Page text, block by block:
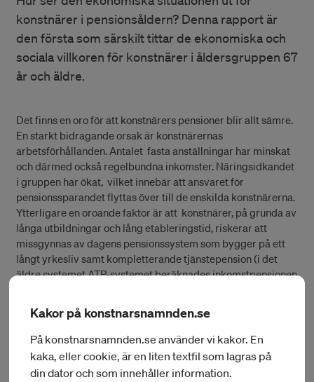
konstnärer i pensionsåldern? Denna rapport är
den första som särskilt tittar de ekonomiska och
sociala villkoren för konstnärer i åldersgruppen 67
år och äldre.
Det finns en oro för att konstnärers pensioner blir allt sämre.
En starkt bidragande orsak är konstnärernas
arbetsförhållanden. Antalet fasta anställningar har minskat
och därmed också regelbundna inkomster. Näringsidkandet
i gruppen har ökat, vilket innebär att ansvaret för
pensionssparandet flyttas över till de enskilda konstnärerna.
Ytterligare en oroande faktor är att konstnärer, på grunda av
långa utbildningar och lång etableringstid, riskerar att
missgynnas av dagens pensionssystem som bygger på ett
långt yrkesliv samt kompletterande tjänstepension (i det
äldre systemet ATP-systemet beräknades inkomstpensionen
Ladda ner rapporten här
Kakor på konstnarsnamnden.se
På konstnarsnamnden.se använder vi kakor. En
kaka, eller cookie, är en liten textfil som lagras på
din dator och som innehåller information.